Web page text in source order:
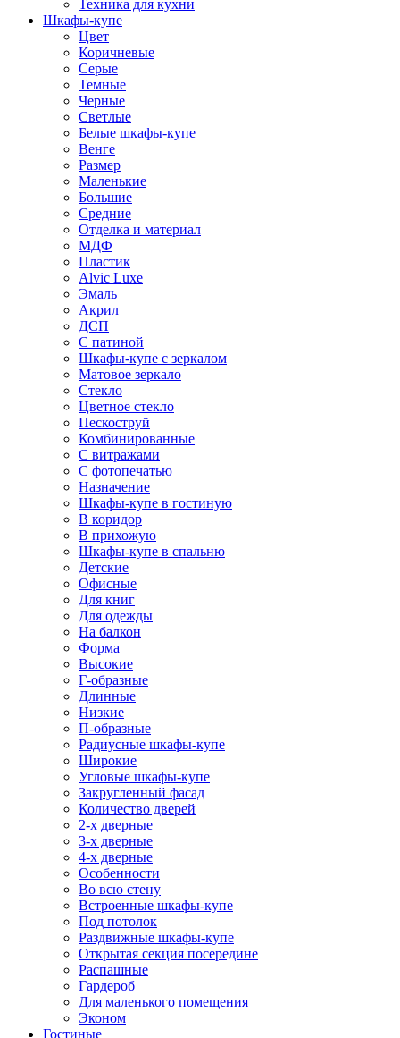
Техника для кухни
Шкафы-купе
Цвет
Коричневые
Серые
Темные
Черные
Светлые
Белые шкафы-купе
Венге
Размер
Маленькие
Большие
Средние
Отделка и материал
МДФ
Пластик
Alvic Luxe
Эмаль
Акрил
ДСП
С патиной
Шкафы-купе с зеркалом
Матовое зеркало
Стекло
Цветное стекло
Пескоструй
Комбинированные
С витражами
С фотопечатью
Назначение
Шкафы-купе в гостиную
В коридор
В прихожую
Шкафы-купе в спальню
Детские
Офисные
Для книг
Для одежды
На балкон
Форма
Высокие
Г-образные
Длинные
Низкие
П-образные
Радиусные шкафы-купе
Широкие
Угловые шкафы-купе
Закругленный фасад
Количество дверей
2-х дверные
3-х дверные
4-х дверные
Особенности
Во всю стену
Встроенные шкафы-купе
Под потолок
Раздвижные шкафы-купе
Открытая секция посередине
Распашные
Гардероб
Для маленького помещения
Эконом
Гостиные